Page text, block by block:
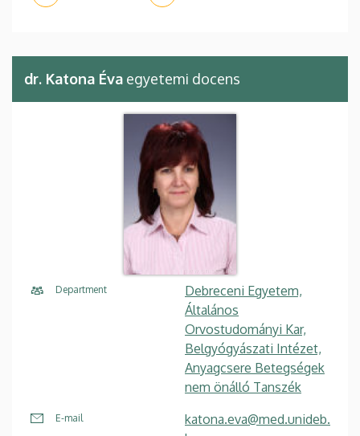
dr. Katona Éva egyetemi docens
Department
Debreceni Egyetem,
Általános
Orvostudományi Kar,
Belgyógyászati Intézet,
Anyagcsere Betegségek
nem önálló Tanszék
E-mail
katona.eva@med.unideb.